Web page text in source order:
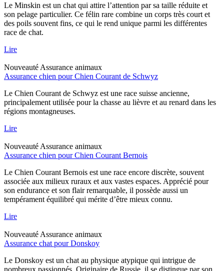
Le Minskin est un chat qui attire l’attention par sa taille réduite et
son pelage particulier. Ce félin rare combine un corps très court et
des poils souvent fins, ce qui le rend unique parmi les différentes
race de chat.
Lire
Nouveauté Assurance animaux
Assurance chien pour Chien Courant de Schwyz
Le Chien Courant de Schwyz est une race suisse ancienne,
principalement utilisée pour la chasse au lièvre et au renard dans les
régions montagneuses.
Lire
Nouveauté Assurance animaux
Assurance chien pour Chien Courant Bernois
Le Chien Courant Bernois est une race encore discrète, souvent
associée aux milieux ruraux et aux vastes espaces. Apprécié pour
son endurance et son flair remarquable, il possède aussi un
tempérament équilibré qui mérite d’être mieux connu.
Lire
Nouveauté Assurance animaux
Assurance chat pour Donskoy
Le Donskoy est un chat au physique atypique qui intrigue de
nombreux passionnés. Originaire de Russie, il se distingue par son